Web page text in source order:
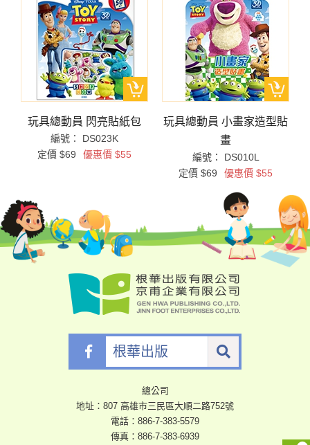
玩具總動員 閃亮貼紙包
編號： DS023K
定價 $69
優惠價 $55
玩具總動員 小畫家造型貼
畫
編號： DS010L
定價 $69
優惠價 $55
根華出版
總公司
地址：807 高雄市三民區大順二路752號
電話： 886-7-383-5579
傳真：886-7-383-6939